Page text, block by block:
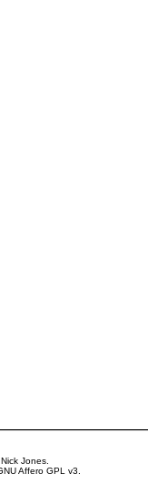
Jones.
Affero GPL
v3.